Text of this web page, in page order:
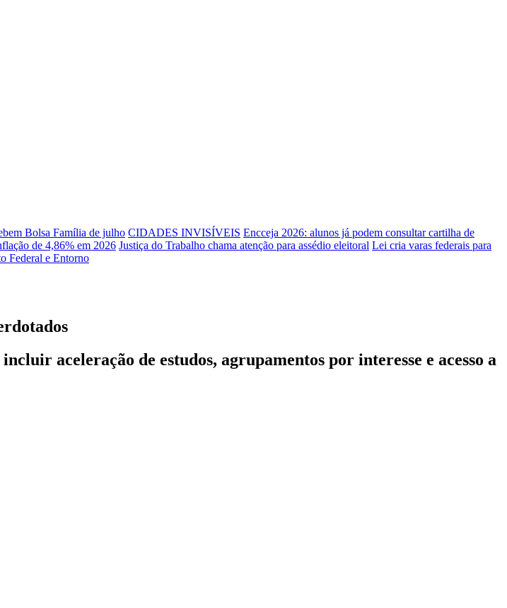
Bolsa Família de julho CIDADES INVISÍVEIS Encceja 2026: alunos já podem consultar cartilha de
de 4,86% em 2026 Justiça do Trabalho chama atenção para assédio eleitoral Lei cria varas federais para
Federal e Entorno
aceleração de estudos, agrupamentos por interesse e acesso a